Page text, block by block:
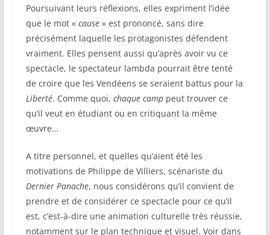
Poursuivant leurs réflexions, elles expriment l’idée
que le mot « cause» est prononcé, sans dire
précisément laquelle les protagonistes défendent
vraiment. Elles pensent aussi qu’après avoir vu ce
spectacle, le spectateur lambda pourrait être tenté
de croire que les Vendéens se seraient battus pour la
Liberté. Comme quoi, chaque camppeut trouver ce
qu’il veut en étudiant ou en critiquant la même
œuvre…
A titre personnel, et quelles qu’aient été les
motivations de Philippe de Villiers, scénariste du
Dernier Panache, nous considérons qu’il convient de
prendre et de considérer ce spectacle pour ce qu’il
est, c’est-à-dire une animation culturelle très réussie,
notamment sur le plan technique et visuel. Voir dans